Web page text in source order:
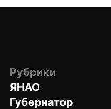
Рубрики
ЯНАО
Губернатор